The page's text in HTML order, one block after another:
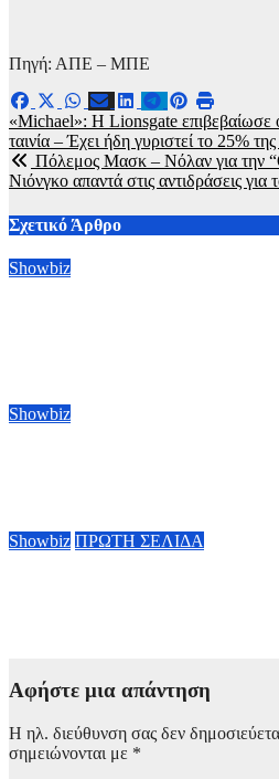
Πηγή: ΑΠΕ – ΜΠΕ
Πλοήγηση
άρθρων
«Michael»: Η Lionsgate επιβεβαίωσε
ταινία – Έχει ήδη γυριστεί το 25% της
Πόλεμος Μασκ – Νόλαν για την
Νιόνγκο απαντά στις αντιδράσεις
Σχετικό Άρθρο
Showbiz
Showbiz
Showbiz ΠΡΩΤΗ ΣΕΛΙΔΑ
Αφήστε μια απάντηση
Η ηλ. διεύθυνση σας δεν
σημειώνονται με *